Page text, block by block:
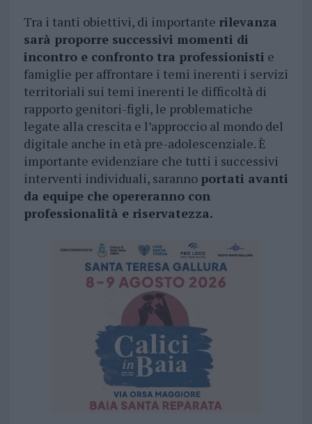
Tra i tanti obiettivi, di importante rilevanza
sarà proporre successivi momenti di
incontro e confronto tra professionisti e
famiglie per affrontare i temi inerenti i servizi
territoriali sui temi inerenti le difficoltà di
rapporto genitori-figli, le problematiche
legate alla crescita e l’approccio al mondo del
digitale anche in età pre-adolescenziale. È
importante evidenziare che tutti i successivi
interventi individuali, saranno portati avanti
da equipe che opereranno con
professionalità e riservatezza.